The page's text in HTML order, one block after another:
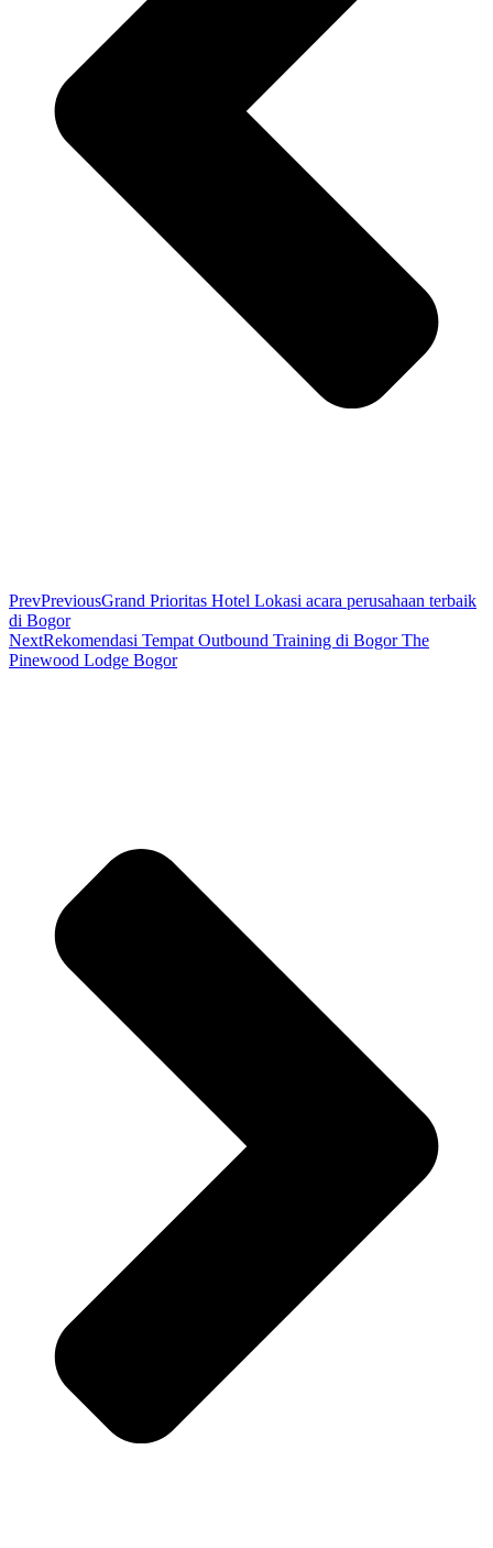
PrevPreviousGrand Prioritas Hotel Lokasi acara perusahaan terbaik
di Bogor
NextRekomendasi Tempat Outbound Training di Bogor The
Pinewood Lodge Bogor